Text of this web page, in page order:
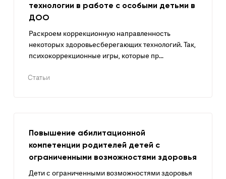
технологии в работе с особыми детьми в
ДОО
Раскроем коррекционную направленность
некоторых здоровьесберегающих технологий. Так,
психокоррекционные игры, которые пр...
Статьи
Повышение абилитационной
компетенции родителей детей с
ограниченными возможностями здоровья
Дети с ограниченными возможностями здоровья